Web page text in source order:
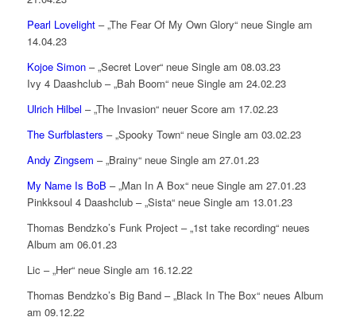
Pearl Lovelight– „The Fear Of My Own Glory“ neue Single am
14.04.23
Kojoe Simon– „Secret Lover“ neue Single am 08.03.23
Ivy 4 Daashclub – „Bah Boom“ neue Single am 24.02.23
Ulrich Hilbel – „The Invasion“ neuer Score am 17.02.23
The Surfblasters – „Spooky Town“ neue Single am 03.02.23
Andy Zingsem – „Brainy“ neue Single am 27.01.23
My Name Is BoB – „Man In A Box“ neue Single am 27.01.23
Pinkksoul 4 Daashclub – „Sista“ neue Single am 13.01.23
Thomas Bendzko’s Funk Project – „1st take recording“ neues
Album am 06.01.23
Lic – „Her“ neue Single am 16.12.22
Thomas Bendzko’s Big Band – „Black In The Box“ neues Album
am 09.12.22